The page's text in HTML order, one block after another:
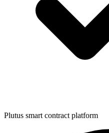
Plutus smart contract platform